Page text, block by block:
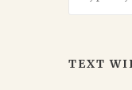
TEXT